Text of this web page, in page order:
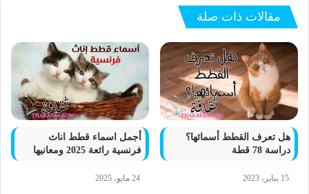
مقالات ذات صلة
هل تعرف القطط أسمائها؟
دراسة 78 قطة
15 يناير، 2023
أجمل اسماء قطط اناث
فرنسية رائعة 2025 ومعانيها
24 مايو، 2025